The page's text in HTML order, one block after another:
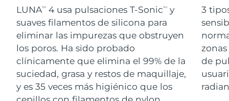
LUNATM 4 usa pulsaciones T-SonicTM
y
suaves filamentos de silicona para
eliminar las impurezas que obstruyen
los poros. Ha sido probado
clínicamente que elimina el 99% de la
suciedad, grasa y restos de maquillaje,
y es 35 veces más higiénico que los
3
de
For healthy hair
18% PAP
Cosméticos Hombres
Comprar todo
Israel Entrega prevista 15/08/2026
Italia Entrega prevista11/08/2026
Japón Entrega prevista14/08/2026
Jersey Entrega prevista 16/08/2026